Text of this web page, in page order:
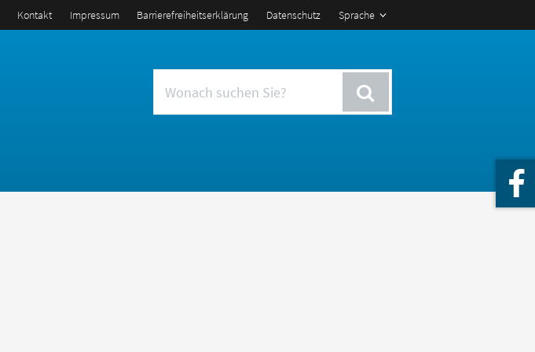
Sprache
Kontakt Impressum Barrierefreiheitserklärung Datenschutz